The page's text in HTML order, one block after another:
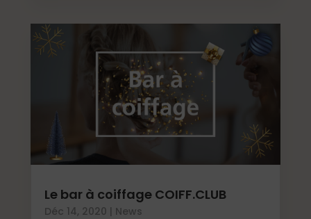
Le bar à coiffage COIFF.CLUB
Déc 14, 2020 | News